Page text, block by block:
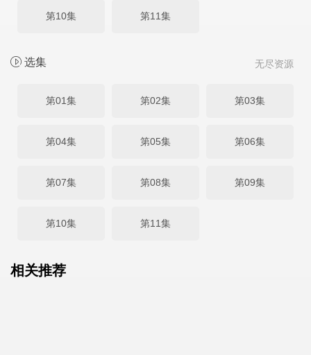
第10集 第11集
无尽资源
选集
第01集 第02集 第03集
第04集 第05集 第06集
第07集 第08集 第09集
第10集 第11集
相关推荐